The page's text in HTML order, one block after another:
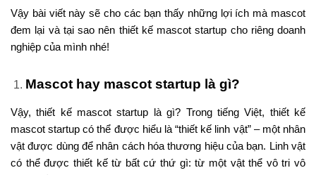
Vậy bài viết này sẽ cho các bạn thấy những lợi ích mà mascot
đem lại và tại sao nên thiết kế mascot startup cho riêng doanh
nghiệp của mình nhé!
Mascot hay mascot startup là gì?
Vậy, thiết kế mascot startup là gì? Trong tiếng Việt, thiết kế
mascot startup có thể được hiểu là “thiết kế linh vật” – một nhân
vật được dùng để nhân cách hóa thương hiệu của bạn. Linh vật
có thể được thiết kế từ bất cứ thứ gì: từ một vật thể vô tri vô